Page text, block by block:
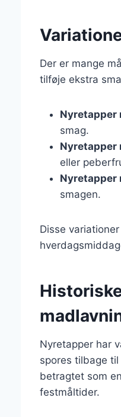
Der er mange
tilføje ekstra
Nyretapper
smag.
Nyretapper
eller
Nyretapper
smagen.
Disse
Nyretapper har
spores tilbage
betragtet som
festmåltider.